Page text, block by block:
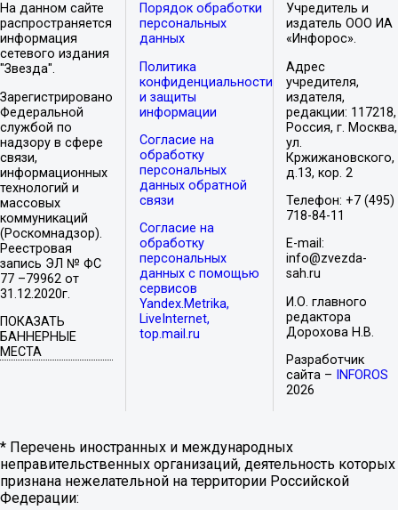
На данном сайте
распространяется
информация
сетевого издания
"Звезда".
Зарегистрировано
Федеральной
службой по
надзору в сфере
связи,
информационных
технологий и
массовых
коммуникаций
(Роскомнадзор).
Реестровая
запись ЭЛ № ФС
77 –79962 от
31.12.2020г.
ПОКАЗАТЬ
БАННЕРНЫЕ
МЕСТА
Порядок обработки
персональных
данных
Политика
конфиденциальности
и защиты
информации
Согласие на
обработку
персональных
данных обратной
связи
Согласие на
обработку
персональных
данных с помощью
сервисов
Yandex.Metrika,
LiveInternet,
top.mail.ru
Учредитель и
издатель ООО ИА
«Инфорос».
Адрес
учредителя,
издателя,
редакции: 117218,
Россия, г. Москва,
ул.
Кржижановского,
д.13, кор. 2
Телефон: +7 (495)
718-84-11
E-mail:
info@zvezda-
sah.ru
И.О. главного
редактора
Дорохова Н.В.
Разработчик
сайта –
INFOROS
2026
* Перечень иностранных и международных
неправительственных организаций, деятельность которых
признана нежелательной на территории Российской
Федерации: